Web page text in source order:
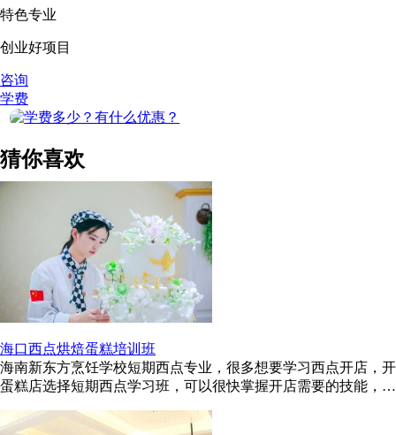
特色专业
创业好项目
咨询
学费
猜你喜欢
海口西点烘焙蛋糕培训班
海南新东方烹饪学校短期西点专业，很多想要学习西点开店，开
蛋糕店选择短期西点学习班，可以很快掌握开店需要的技能，或